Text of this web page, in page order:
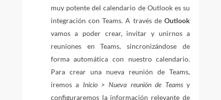
muy potente del calendario de Outlook es su
integración con Teams. A través deOutlook
vamos a poder crear, invitar y unirnos a
reuniones en Teams, sincronizándose de
forma automática con nuestro calendario.
Para crear una nueva reunión de Teams,
iremos a Inicio > Nueva reunión de Teamsy
configuraremos la información relevante de